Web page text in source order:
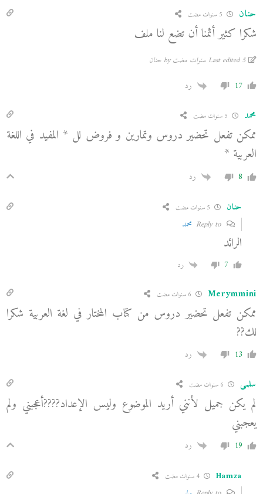
حنان
شكرا كثير أثمنا أن تضع لنا ملف
Last edited 5 سنوات مضت by حنان
17 رد
محمد
ممكن تفعل تحضير دروس وتمارين و فروض لل * المفيد في اللغة
العربية *
8 رد
حنان
Reply to محمد
الرائد
7 رد
Merymmini
ممكن تفعل تحضير دروس من كتاب المختار في لغة العربية شكرا
لك??
13 رد
سلمى
لم يكن جميل لأنني أريد الموضوع وليس الإعداد????أعجبني ولم
يعجبني
19 رد
Hamza 4 سنوات مضت